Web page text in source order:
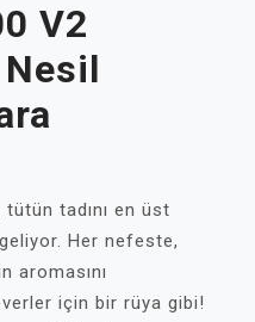
V2
tadını en üst
Her nefeste,
aromasını
için bir rüya gibi!